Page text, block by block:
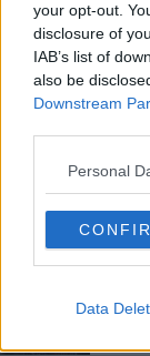
your opt-out.
disclosure of
IAB’s list of
also be
Downstream
Personal
Data
Il
C'è